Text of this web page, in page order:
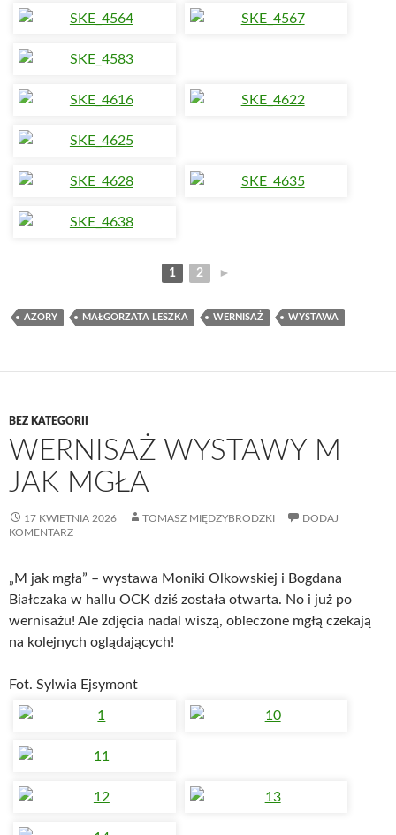
1 2 ►
AZORY MAŁGORZATA LESZKA WERNISAŻ WYSTAWA
BEZ KATEGORII
WERNISAŻ WYSTAWY M
JAK MGŁA
17 KWIETNIA 2026 TOMASZ MIĘDZYBRODZKI
DODAJ
KOMENTARZ
„M jak mgła” – wystawa Moniki Olkowskiej i Bogdana
Białczaka w hallu OCK dziś została otwarta. No i już po
wernisażu! Ale zdjęcia nadal wiszą, obleczone mgłą czekają
na kolejnych oglądających!
Fot. Sylwia Ejsymont